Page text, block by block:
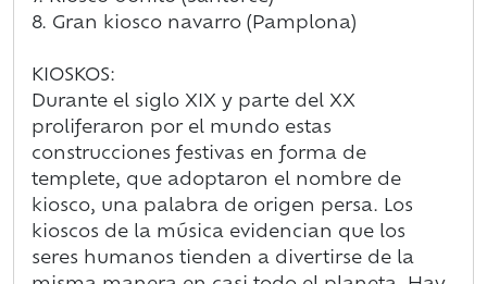
8. Gran kiosco navarro (Pamplona)
KIOSKOS:
Durante el siglo XIX y parte del XX
proliferaron por el mundo estas
construcciones festivas en forma de
templete, que adoptaron el nombre de
kiosco, una palabra de origen persa. Los
kioscos de la música evidencian que los
seres humanos tienden a divertirse de la